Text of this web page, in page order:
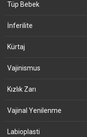
Tüp Bebek
İnferilite
Kürtaj
Vajinismus
Kızlık Zarı
Vajinal Yenilenme
Labioplasti